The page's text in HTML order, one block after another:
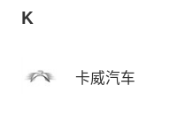
K
卡威汽车